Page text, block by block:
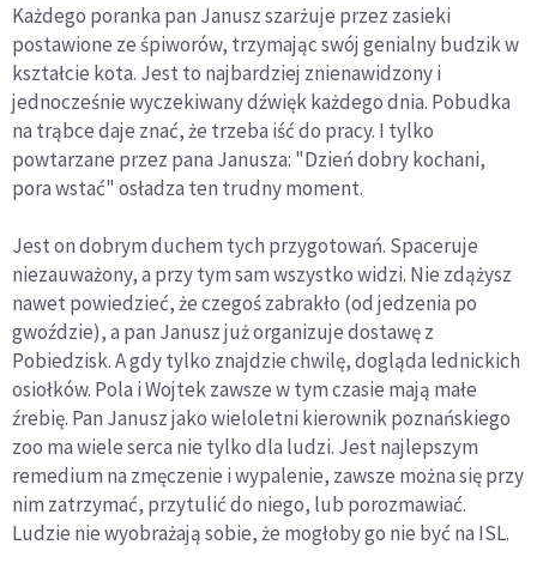
Każdego poranka pan Janusz szarżuje przez zasieki
postawione ze śpiworów, trzymając swój genialny budzik w
kształcie kota. Jest to najbardziej znienawidzony i
jednocześnie wyczekiwany dźwięk każdego dnia. Pobudka
na trąbce daje znać, że trzeba iść do pracy. I tylko
powtarzane przez pana Janusza: "Dzień dobry kochani,
pora wstać" osładza ten trudny moment.
Jest on dobrym duchem tych przygotowań. Spaceruje
niezauważony, a przy tym sam wszystko widzi. Nie zdążysz
nawet powiedzieć, że czegoś zabrakło (od jedzenia po
gwoździe), a pan Janusz już organizuje dostawę z
Pobiedzisk. A gdy tylko znajdzie chwilę, dogląda lednickich
osiołków. Pola i Wojtek zawsze w tym czasie mają małe
źrebię. Pan Janusz jako wieloletni kierownik poznańskiego
zoo ma wiele serca nie tylko dla ludzi. Jest najlepszym
remedium na zmęczenie i wypalenie, zawsze można się przy
nim zatrzymać, przytulić do niego, lub porozmawiać.
Ludzie nie wyobrażają sobie, że mogłoby go nie być na ISL.